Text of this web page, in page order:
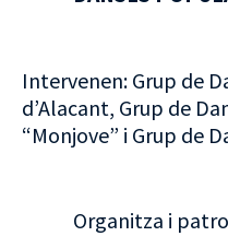
Intervenen: Grup de
d’Alacant, Grup de
“Monjove” i Grup de
Organitza i